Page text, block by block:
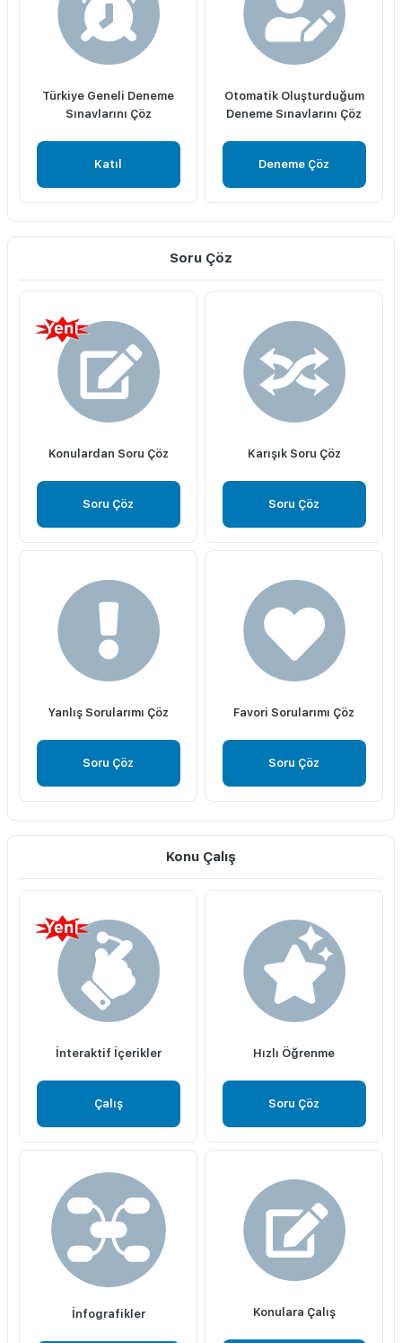
Türkiye Geneli Deneme
Sınavlarını Çöz
Katıl
Otomatik Oluşturduğum
Deneme Sınavlarını Çöz
Deneme Çöz
Soru Çöz
Konulardan Soru Çöz
Soru Çöz
Karışık Soru Çöz
Soru Çöz
Yanlış Sorularımı Çöz
Soru Çöz
Favori Sorularımı Çöz
Soru Çöz
Konu Çalış
İnteraktif İçerikler
Çalış
Hızlı Öğrenme
Soru Çöz
İnfografikler Konulara Çalış